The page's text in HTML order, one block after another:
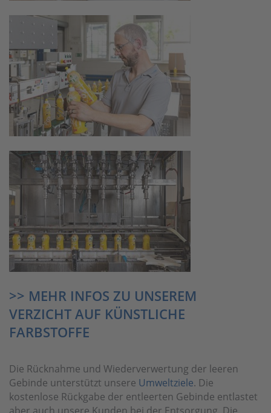
>> MEHR INFOS ZU UNSEREM
VERZICHT AUF KÜNSTLICHE
FARBSTOFFE
Die Rücknahme und Wiederverwertung der leeren
Gebinde unterstützt unsere Umweltziele. Die
kostenlose Rückgabe der entleerten Gebinde entlastet